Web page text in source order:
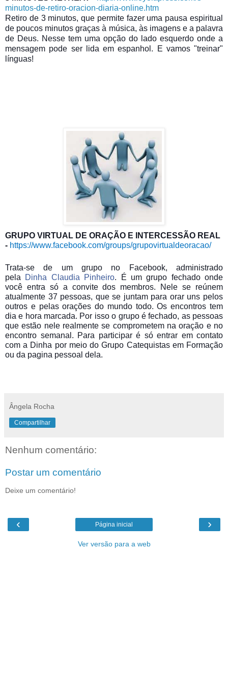
minutos-de-retiro-oracion-diaria-online.htm
Retiro de 3 minutos, que permite fazer uma pausa espiritual
de poucos minutos graças à música, às imagens e a palavra
de Deus. Nesse tem uma opção do lado esquerdo onde a
mensagem pode ser lida em espanhol. E vamos "treinar"
línguas!
GRUPO VIRTUAL DE ORAÇÃO E INTERCESSÃO REAL
- https://www.facebook.com/groups/grupovirtualdeoracao/
Trata-se de um grupo no Facebook, administrado
pela
Dinha Claudia Pinheiro. É um grupo fechado onde
você entra só a convite dos membros. Nele se reúnem
atualmente 37 pessoas, que se juntam para orar uns pelos
outros e pelas orações do mundo todo. Os encontros tem
dia e hora marcada. Por isso o grupo é fechado, as pessoas
que estão nele realmente se comprometem na oração e no
encontro semanal. Para participar é só entrar em contato
com a Dinha por meio do Grupo Catequistas em Formação
ou da pagina pessoal dela.
Ângela Rocha
Compartilhar
Nenhum comentário:
Postar um comentário
Deixe um comentário!
‹ ›
Página inicial
Ver versão para a web